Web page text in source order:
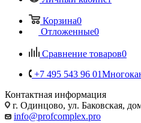
Корзина0
Отложенные0
Сравнение товаров0
+7 495 543 96 01
Контактная информация
г. Одинцово, ул. Баковская,
info@profcomplex.pro